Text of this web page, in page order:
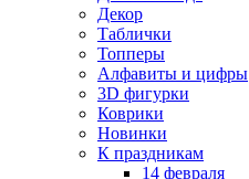
Декор
Таблички
Топперы
Алфавиты и цифры
3D фигурки
Коврики
Новинки
К праздникам
14 февраля